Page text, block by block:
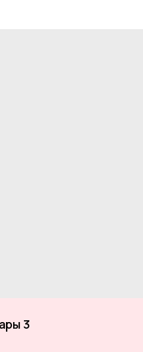
3